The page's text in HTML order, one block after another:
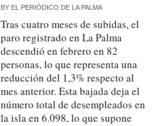
BY EL PERIÓDICO DE LA PALMA
Tras cuatro meses de subidas, el
paro registrado en La Palma
descendió en febrero en 82
personas, lo que representa una
reducción del 1,3% respecto al
mes anterior. Esta bajada deja el
número total de desempleados en
la isla en 6.098, lo que supone